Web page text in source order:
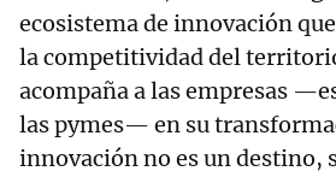
ecosistema de innovación
la competitividad del
acompaña a las empresas
las pymes— en su
innovación no es un destino,